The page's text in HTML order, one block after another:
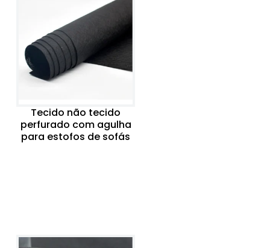
Tecido não tecido
perfurado com agulha
para estofos de sofás